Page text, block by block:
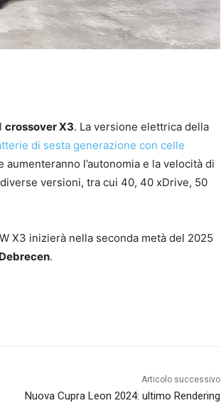
crossover X3. La versione elettrica della
di sesta generazione con celle
l’autonomia e la velocità di
versioni, tra cui 40, 40 xDrive, 50
X3 inizierà nella seconda metà del 2025
Debrecen.
Articolo successivo
Nuova Cupra Leon 2024: ultimo Rendering